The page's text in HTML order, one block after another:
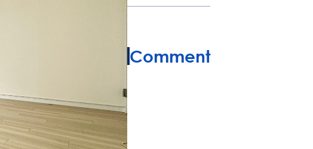
Comment